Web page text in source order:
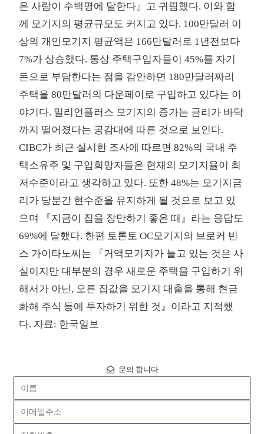
은 사람이 수백명에 달한다』고 귀띔했다. 이와 함
께 모기지의 평균규모도 커지고 있다. 100만달러 이
상의 개인모기지 평균액은 166만달러로 1년전보다
7%가 상승했다. 통상 주택구입자들이 45%를 자기
돈으로 부담한다는 점을 감안하면 180만달러짜리
주택을 80만달러의 다운페이로 구입하고 있다는 이
야기다. 밀리언플러스 모기지의 증가는 금리가 바닥
까지 떨어졌다는 공감대에 따른 것으로 보인다.
CIBC가 최근 실시한 조사에 따르면 82%의 국내 주
택소유주 및 구입희망자들은 현재의 모기지율이 최
저수준이라고 생각하고 있다. 또한 48%는 모기지금
리가 당분간 현수준을 유지하게 될 것으로 보고 있
으며 『지금이 집을 장만하기 좋은 때』라는 응답도
69%에 달했다. 한편 토론토 OC모기지의 브로커 빈
스 가이타노씨는 『거액모기지가 늘고 있는 것은 사
실이지만 대부분의 경우 새로운 주택을 구입하기 위
해서가 아닌, 오른 집값을 모기지 대출을 통해 현금
화해 주식 등에 투자하기 위한 것』이라고 지적했
다. 자료: 한국일보
문의 합니다